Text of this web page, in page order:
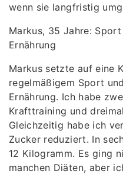
wenn sie langfristig
Markus, 35 Jahre:
Ernährung
Markus setzte auf eine
regelmäßigem Sport
Ernährung. Ich habe
Krafttraining und
Gleichzeitig habe ich
Zucker reduziert. In
12 Kilogramm. Es ging
manchen Diäten, aber